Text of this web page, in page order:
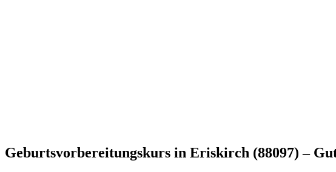
Geburtsvorbereitungskurs in Eriskirch (88097) –